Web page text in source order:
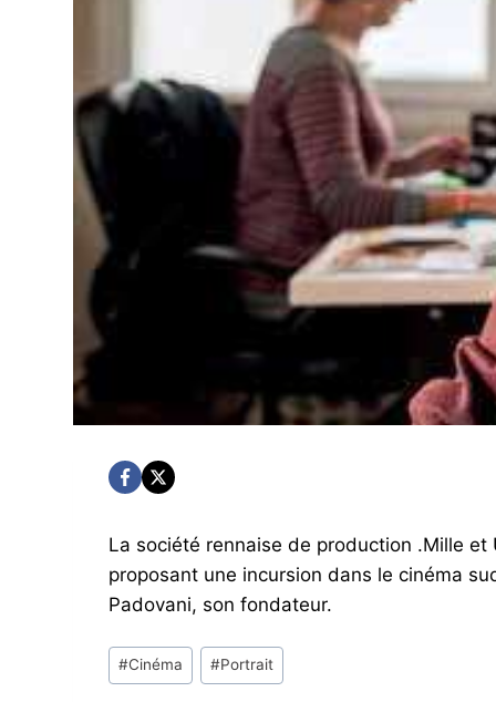
La société rennaise de production .Mille
proposant une incursion dans le cinéma
Padovani, son fondateur.
Post
Tags:
#Cinéma #Portrait